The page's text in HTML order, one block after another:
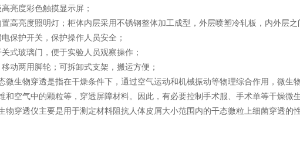
度彩色触摸显示屏；
亮度照明灯；柜体内层采用不锈钢整体加工成型，外层喷塑冷轧板，内外层之
护开关，保护操作人员安全；
玻璃门，便于实验人员观察操作；
两用脚轮；可拆卸式支架，搬运方便；
生物穿透是指在干燥条件下，通过空气运动和机械振动等物理综合作用，微生
和空气中的颗粒等，穿透屏障材料。因此，有必要控制手术服、手术单等干燥微
穿透仪主要是用于测定材料阻抗人体皮屑大小范围内的干态微粒上细菌穿透的